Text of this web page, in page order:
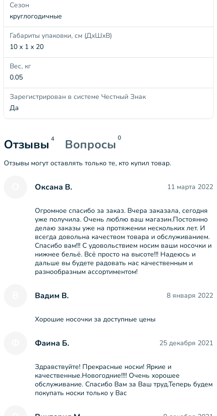
Сезон
круглогодичные
Габариты упаковки, см (ДхШхВ)
10 x 1 x 20
Вес, кг
0.05
Зарегистрирован в системе Честный Знак
Да
Отзывы 4 Вопросы 0
Отзывы могут оставлять только те, кто купил товар.
Оксана В. 11 марта 2022
Огромное спасибо за заказ. Вчера заказала, сегодня
уже получила. Очень люблю ваш магазин.Постоянно
делаю заказы уже на протяжении нескольких лет. И
всегда довольна качеством товара и обслуживанием.
Спасибо вам!!! С удовольствием носим ваши носочки и
нижнее бельё. Всё просто на высоте!!! Надеюсь и
дальше вы будете радовать нас качественным и
разнообразным ассортиментом!
Вадим В. 8 января 2022
Хорошие носочки за доступные цены
Фаина Б. 25 декабря 2021
Здравствуйте! Прекрасные носки! Яркие и
качественные.Новогодние!!!! Очень хорошее
обслуживание. Спасибо Вам за Ваш труд.Теперь будем
покупать носки только у Вас